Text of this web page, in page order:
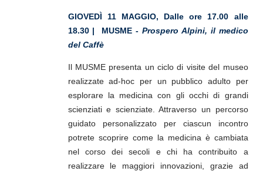
GIOVEDÌ 11 MAGGIO, Dalle ore 17.00 alle
18.30 | MUSME - Prospero Alpini, il medico
del Caffè
Il MUSME presenta un ciclo di visite del museo
realizzate ad-hoc per un pubblico adulto per
esplorare la medicina con gli occhi di grandi
scienziati e scienziate. Attraverso un percorso
guidato personalizzato per ciascun incontro
potrete scoprire come la medicina è cambiata
nel corso dei secoli e chi ha contribuito a
realizzare le maggiori innovazioni, grazie ad